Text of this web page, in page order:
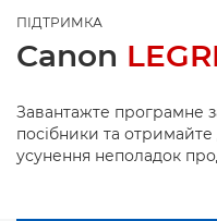
ПІДТРИМКА
Canon
Завантажте програмне
посібники та
усунення неполадок